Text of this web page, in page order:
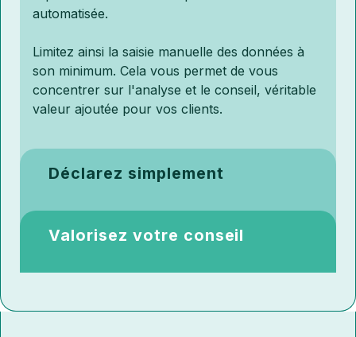
automatisée.
Limitez ainsi la saisie manuelle des données à
son minimum. Cela vous permet de vous
concentrer sur l'analyse et le conseil, véritable
valeur ajoutée pour vos clients.
Déclarez simplement
Déclarez simplement
DR simplifie le processus de déclaration de vos
pouvez facilement saisir toutes les informations
Valorisez votre conseil